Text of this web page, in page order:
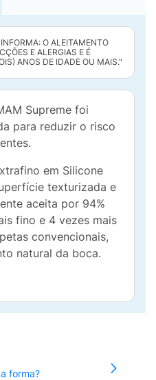
O ALEITAMENTO
E ALERGIAS E É
ANOS DE IDADE OU MAIS."
Supreme foi
para reduzir o risco
em Silicone
texturizada e
aceita por 94%
fino e 4 vezes mais
convencionais,
natural da boca.
forma?